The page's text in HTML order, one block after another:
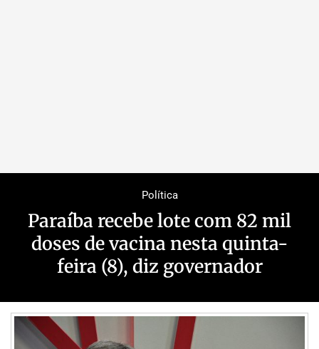
Política
Paraíba recebe lote com 82 mil
doses de vacina nesta quinta-
feira (8), diz governador